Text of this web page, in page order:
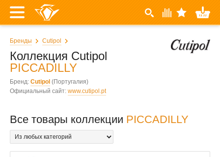
Бренды Cutipol
Коллекция Cutipol
PICCADILLY
Бренд: Cutipol (Португалия)
Официальный сайт: www.cutipol.pt
Все товары коллекции PICCADILLY